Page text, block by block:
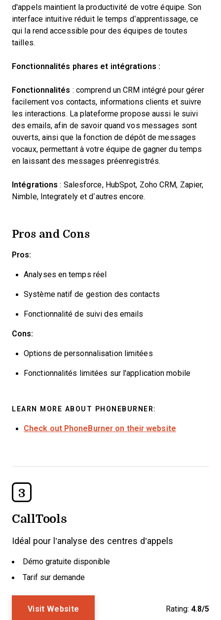
d'appels maintient la productivité de votre équipe. Son
interface intuitive réduit le temps d’apprentissage, ce
qui la rend accessible pour des équipes de toutes
tailles.
Fonctionnalités phares et intégrations :
Fonctionnalités : comprend un CRM intégré pour gérer
facilement vos contacts, informations clients et suivre
les interactions. La plateforme propose aussi le suivi
des emails, afin de savoir quand vos messages sont
ouverts, ainsi que la fonction de dépôt de messages
vocaux, permettant à votre équipe de gagner du temps
en laissant des messages préenregistrés.
Intégrations : Salesforce, HubSpot, Zoho CRM, Zapier,
Nimble, Integrately et d’autres encore.
Pros and Cons
Pros:
Analyses en temps réel
Système natif de gestion des contacts
Fonctionnalité de suivi des emails
Cons:
Options de personnalisation limitées
Fonctionnalités limitées sur l'application mobile
LEARN MORE ABOUT PHONEBURNER:
Check out PhoneBurner on their website
3
CallTools
Idéal pour l’analyse des centres d’appels
Démo gratuite disponible
Tarif sur demande
Visit Website Rating: 4.8/5